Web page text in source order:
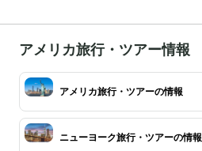
アメリカ旅行・ツアー情報
アメリカ旅行・ツアーの情報
ニューヨーク旅行・ツアーの情報